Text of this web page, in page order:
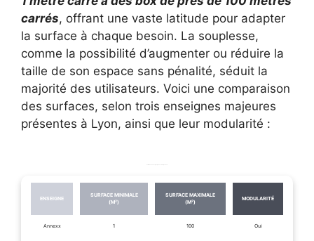
carrés, offrant une vaste latitude pour adapter
la surface à chaque besoin. La souplesse,
comme la possibilité d’augmenter ou réduire la
taille de son espace sans pénalité, séduit la
majorité des utilisateurs. Voici une comparaison
des surfaces, selon trois enseignes majeures
présentes à Lyon, ainsi que leur modularité :
ENSEIGNE
SURFACE MINIMALE
(M²)
SURFACE MAXIMALE
(M²)
MODULARITÉ
Annexx 1 100 Oui